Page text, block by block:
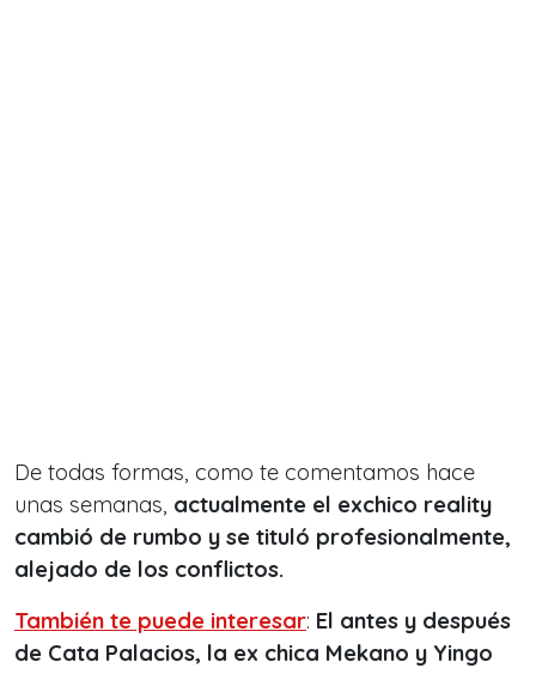
De todas formas, como te comentamos hace
unas semanas, actualmente el exchico reality
cambió de rumbo y se tituló profesionalmente,
alejado de los conflictos.
También te puede interesar: El antes y después
de Cata Palacios, la ex chica Mekano y Yingo